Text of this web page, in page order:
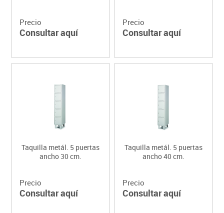
Precio
Consultar aquí
Precio
Consultar aquí
Taquilla metál. 5 puertas
ancho 30 cm.
Precio
Consultar aquí
Taquilla metál. 5 puertas
ancho 40 cm.
Precio
Consultar aquí